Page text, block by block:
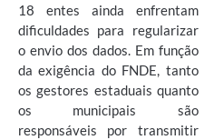
18 entes ainda enfrentam
dificuldades para regularizar
o envio dos dados. Em função
da exigência do FNDE, tanto
os gestores estaduais quanto
os municipais são
responsáveis por transmitir